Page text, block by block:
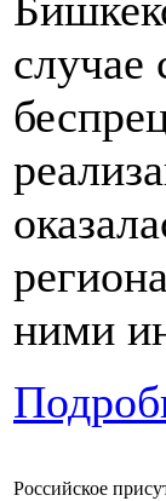
ними
Российское